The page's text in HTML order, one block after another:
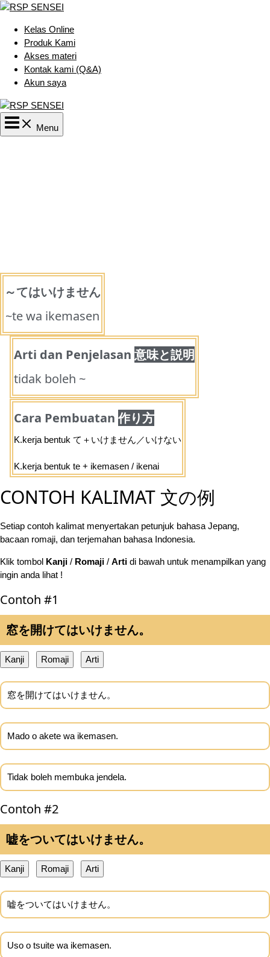
Lewati
kontenKelas Online
Produk Kami
Akses materi
Kontak kami (Q&A)
Akun saya
Main
Menu
～てはいけません
~te wa ikemasen
Arti dan Penjelasan 意味と説明
tidak boleh ~
Cara Pembuatan 作り方
K.kerja bentuk て＋いけません／いけない
K.kerja bentuk te + ikemasen / ikenai
CONTOH KALIMAT 文の例
Setiap contoh kalimat menyertakan petunjuk bahasa Jepang,
bacaan romaji, dan terjemahan bahasa Indonesia.
Klik tombol Kanji / Romaji / Arti di bawah untuk menampilkan yang
ingin anda lihat !
Contoh #1
窓を開けてはいけません。
Kanji Romaji Arti
窓を開けてはいけません。
Mado o akete wa ikemasen.
Tidak boleh membuka jendela.
Contoh #2
嘘をついてはいけません。
Kanji Romaji Arti
嘘をついてはいけません。
Uso o tsuite wa ikemasen.